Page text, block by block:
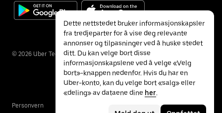
© 2026 Uber Technologies Inc.
Personvern
Dette nettstedet bruker informasjonskapsler
fra tredjeparter for å vise deg relevante
annonser og tilpasninger ved å huske stedet
ditt. Du kan velge bort disse
informasjonskapslene ved å velge «Velg
bort»-knappen nedenfor. Hvis du har en
Uber-konto, kan du velge bort «salg» eller
«deling» av dataene dine her.